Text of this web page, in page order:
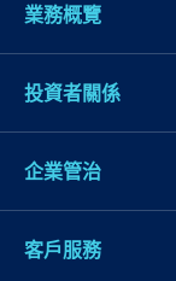
業務概覽
投資者關係
企業管治
客戶服務